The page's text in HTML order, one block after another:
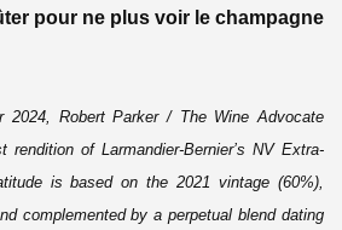
pour ne plus voir le champagne
2024, Robert Parker / The Wine Advocate
rendition of Larmandier-Bernier’s NV Extra-
is based on the 2021 vintage (60%),
complemented by a perpetual blend dating